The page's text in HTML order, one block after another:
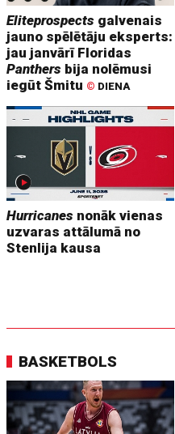
Eliteprospects galvenais
jauno spēlētāju eksperts:
jau janvārī Floridas
Panthers bija nolēmusi
iegūt Šmitu © DIENA
Hurricanes nonāk vienas
uzvaras attālumā no
Stenlija kausa
BASKETBOLS